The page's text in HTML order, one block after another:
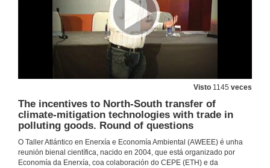
Visto 1145 veces
The incentives to North-South transfer of
climate-mitigation technologies with trade in
polluting goods. Round of questions
O Taller Atlántico en Enerxía e Economía Ambiental (AWEEE) é unha
reunión bienal científica, nacido en 2004, que está organizado por
Economía da Enerxía, coa colaboración do CEPE (ETH) e da
20 de xul. de 2016
Minding the Gaps in US Climate Policy
27 de xuño de 2016
Minding the Gaps in US Climate Policy. Round of questions
20 de xul. de 2016